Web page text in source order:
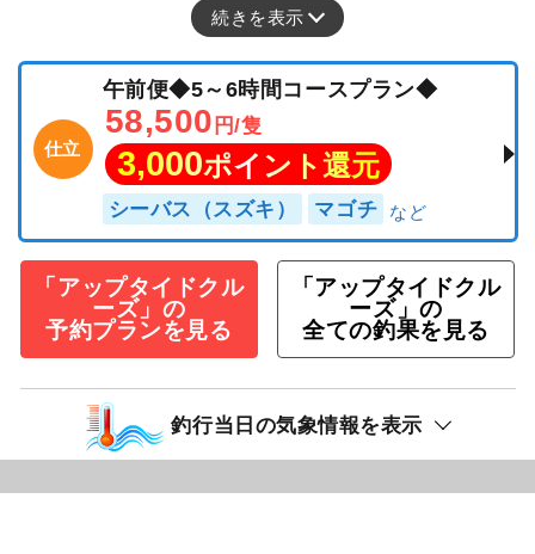
続きを表示
仕立
午前便◆5～6時間コースプラン◆
58,500 円/隻
3,000ポイント還元
シーバス（スズキ） マゴチ
「アップタイドクル
ーズ」の
予約プランを見る
「アップタイドクル
ーズ」の
全ての釣果を見る
釣行当日の気象情報を表示